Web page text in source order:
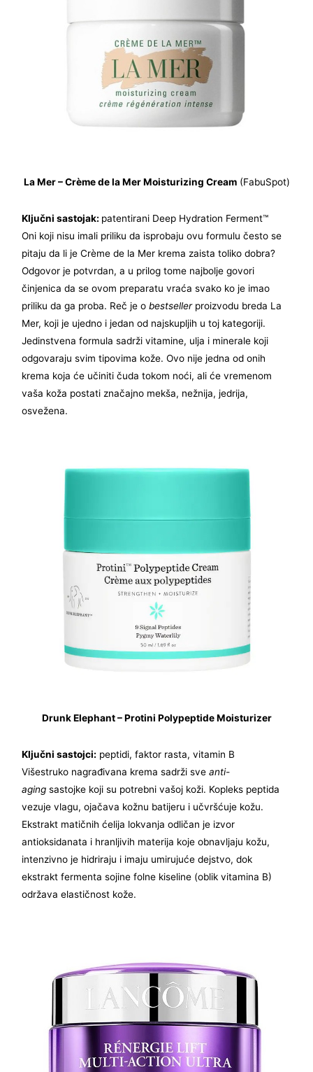
La Mer – Crème de la Mer Moisturizing Cream(FabuSpot)
Ključni sastojak: patentirani Deep Hydration Ferment™
Oni koji nisu imali priliku da isprobaju ovu formulu često se
pitaju da li je Crème de la Mer krema zaista toliko dobra?
Odgovor je potvrdan, a u prilog tome najbolje govori
činjenica da se ovom preparatu vraća svako ko je imao
priliku da ga proba. Reč je obestseller proizvodu breda La
Mer, koji je ujedno i jedan od najskupljih u toj kategoriji.
Jedinstvena formula sadrži vitamine, ulja i minerale koji
odgovaraju svim tipovima kože. Ovo nije jedna od onih
krema koja će učiniti čuda tokom noći, ali će vremenom
vaša koža postati značajno mekša, nežnija, jedrija,
osvežena.
Drunk Elephant – Protini Polypeptide Moisturizer
Ključni sastojci: peptidi, faktor rasta, vitamin B
Višestruko nagrađivana krema sadrži sveanti-
aging sastojke koji su potrebni vašoj koži. Kopleks peptida
vezuje vlagu, ojačava kožnu batijeru i učvršćuje kožu.
Ekstrakt matičnih ćelija lokvanja odličan je izvor
antioksidanata i hranljivih materija koje obnavljaju kožu,
intenzivno je hidriraju i imaju umirujuće dejstvo, dok
ekstrakt fermenta sojine folne kiseline (oblik vitamina B)
održava elastičnost kože.